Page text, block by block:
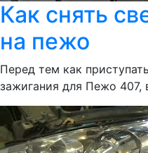
Как снять
на пежо
Перед тем как
зажигания для Пежо 407,